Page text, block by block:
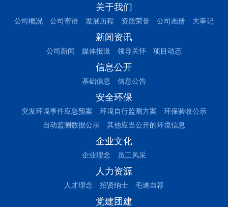
关于我们
公司概况 公司寄语 发展历程 资质荣誉 公司画册 大事记
新闻资讯
公司新闻 媒体报道 领导关怀 项目动态
信息公开
基础信息 信息公告
安全环保
突发环境事件应急预案 环境自行监测方案
环保验收公示
自动监测数据公示
其他应当公开的环境信息
企业文化
企业理念 员工风采
人力资源
人才理念 招贤纳士 毛遂自荐
党建团建